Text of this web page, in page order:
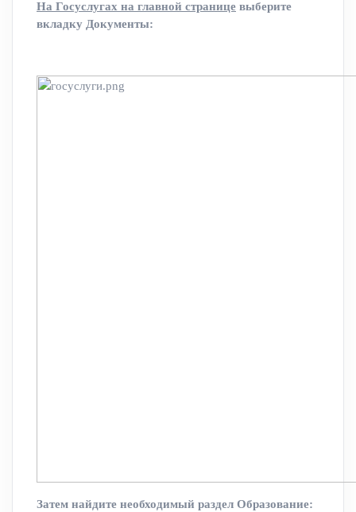
На Госуслугах на главной странице выберите
вкладку Документы:
Затем найдите необходимый раздел Образование: